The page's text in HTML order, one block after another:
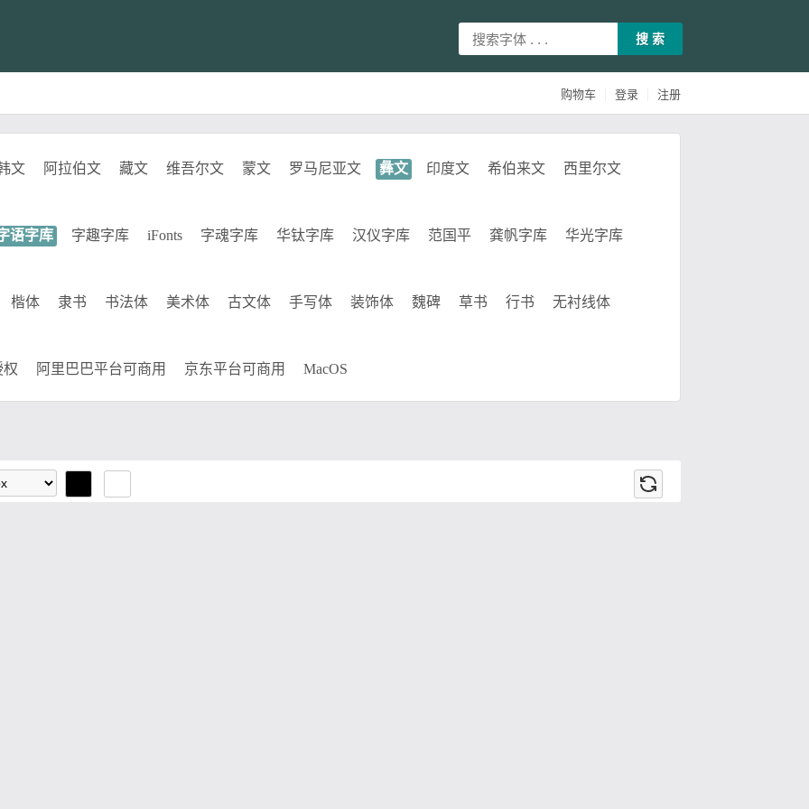
搜 索
购物车 登录 注册
文 阿拉伯文 藏文 维吾尔文 蒙文 罗马尼亚文 彝文 印度文 希伯来文 西里尔文
语字库 字趣字库 iFonts 字魂字库 华钛字库 汉仪字库 范国平 龚帆字库 华光字库
楷体 隶书 书法体 美术体 古文体 手写体 装饰体 魏碑 草书 行书 无衬线体
权 阿里巴巴平台可商用 京东平台可商用 MacOS